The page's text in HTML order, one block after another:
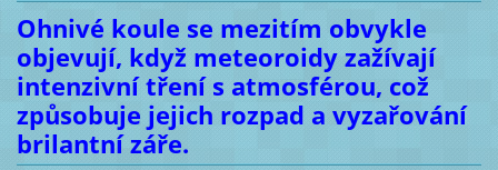
Ohnivé koule se mezitím obvykle
objevují, když meteoroidy zažívají
intenzivní tření s atmosférou, což
způsobuje jejich rozpad a vyzařování
brilantní záře.